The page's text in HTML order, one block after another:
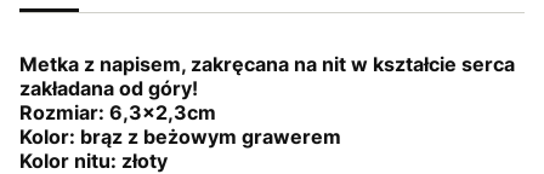
Metka z napisem, zakręcana na nit w kształcie serca
zakładana od góry!
Rozmiar: 6,3x2,3cm
Kolor: brąz z beżowym grawerem
Kolor nitu: złoty